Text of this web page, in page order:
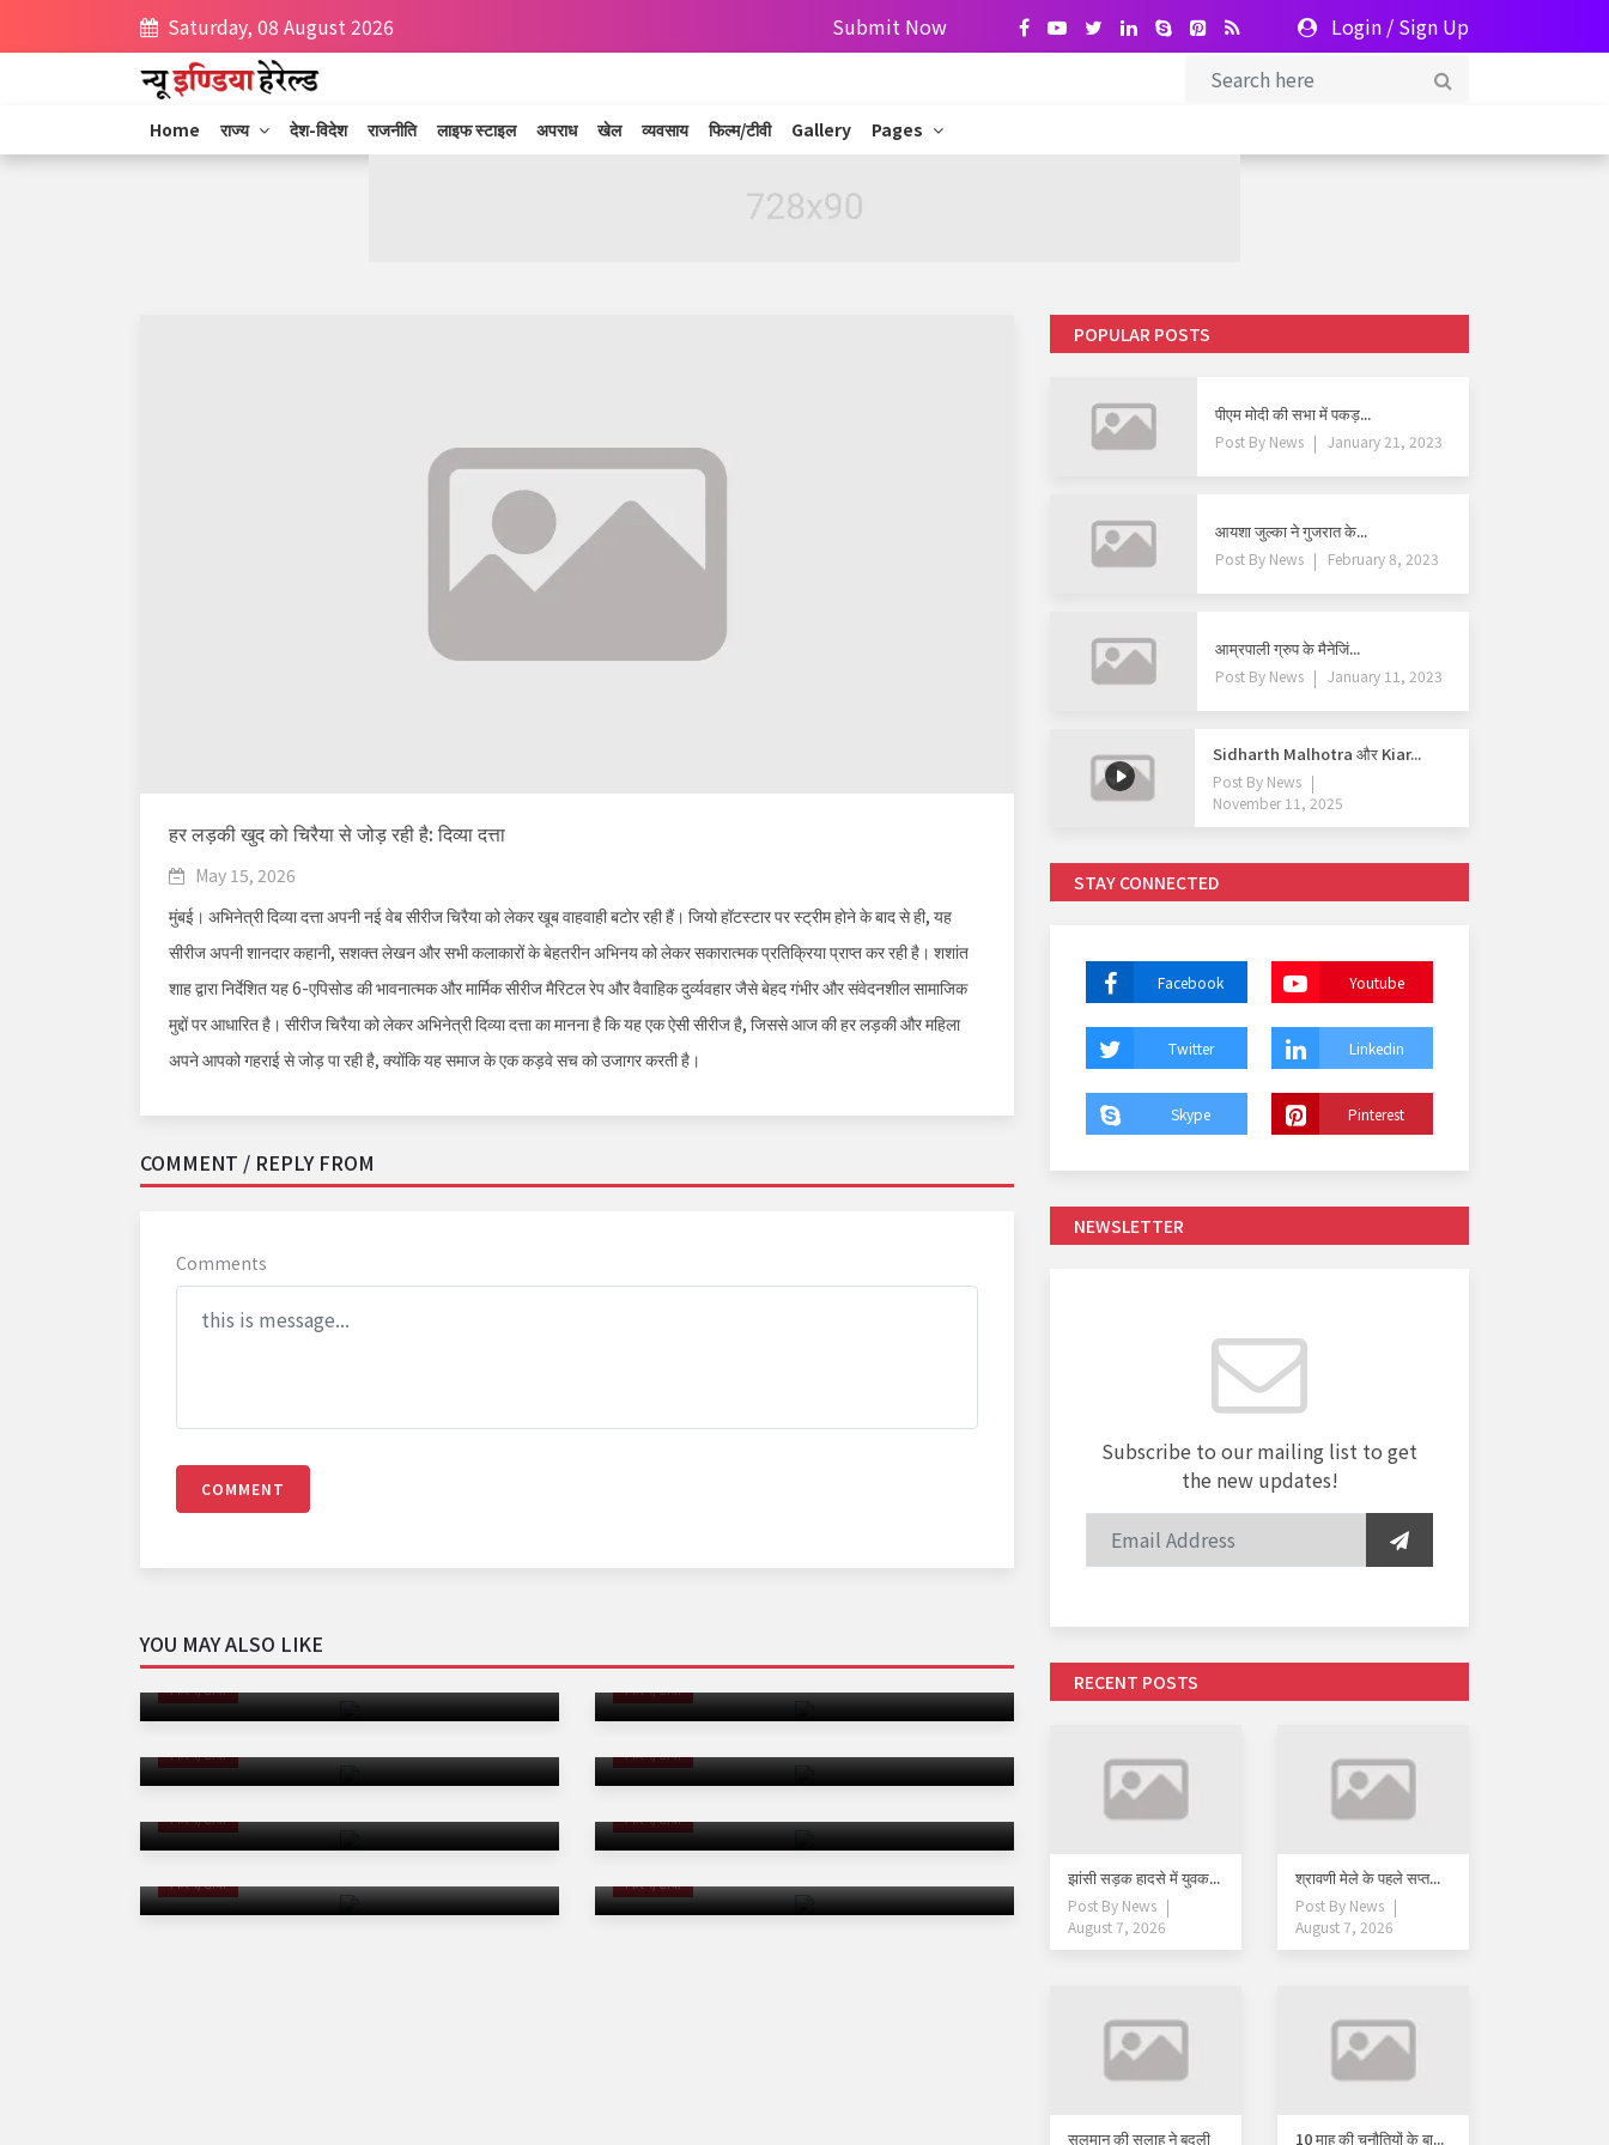
Saturday, 08 August 2026 Submit Now Login / Sign Up
Home राज्य देश-विदेश राजनीति लाइफ स्टाइल अपराध खेल व्यवसाय फिल्म/टीवी Gallery Pages
हर लड़की खुद को चिरैया से जोड़ रही है: दिव्या दत्ता
May 15, 2026
मुंबई। अभिनेत्री दिव्या दत्ता अपनी नई वेब सीरीज चिरैया को लेकर खूब वाहवाही बटोर रही हैं। जियो हॉटस्टार पर स्ट्रीम होने के बाद से ही, यह
सीरीज अपनी शानदार कहानी, सशक्त लेखन और सभी कलाकारों के बेहतरीन अभिनय को लेकर सकारात्मक प्रतिक्रिया प्राप्त कर रही है। शशांत
शाह द्वारा निर्देशित यह 6-एपिसोड की भावनात्मक और मार्मिक सीरीज मैरिटल रेप और वैवाहिक दुर्व्यवहार जैसे बेहद गंभीर और संवेदनशील सामाजिक
मुद्दों पर आधारित है। सीरीज चिरैया को लेकर अभिनेत्री दिव्या दत्ता का मानना है कि यह एक ऐसी सीरीज है, जिससे आज की हर लड़की और महिला
अपने आपको गहराई से जोड़ पा रही है, क्योंकि यह समाज के एक कड़वे सच को उजागर करती है।
COMMENT / REPLY FROM
Comments
COMMENT
YOU MAY ALSO LIKE
फिल्म/टीवी
सलमान की सलाह ने बदली कियारा आडवाणी की
किस्मत, ऐसे बनीं बॉलीवुड की स्टार फिल्म/टीवी लेकर बड़ा फैसला
फिल्म/टीवी
'इश्कनामा' को लेकर चर्चा में शहनाज गिल, बोलीं- अच्छी
फिल्म/टीवी
सही समय पर सच कहना जरूरी, लोगों की सोच की अब
फिल्म/टीवी
घर के फोटोशूट से शुरू हुआ कृति सेनन का स्टार बनने
फिल्म/टीवी
अनुपमा के जरिए महिलाओं के सम्मान और समानता का
फिल्म/टीवी फिल्म/टीवी
POPULAR POSTS
पीएम मोदी की सभा में पकड़...
Post By News January 21, 2023
आयशा जुल्का ने गुजरात के...
Post By News February 8, 2023
आम्रपाली ग्रुप के मैनेजिं...
Post By News January 11, 2023
Sidharth Malhotra और Kiar...
Post ByNews
November 11, 2025
STAY CONNECTED
Facebook Youtube
Twitter Linkedin
Skype Pinterest
NEWSLETTER
Subscribe to our mailing list to get
the new updates!
RECENT POSTS
झांसी सड़क हादसे में युवक...
Post By News
August 7, 2026
श्रावणी मेले के पहले सप्त...
Post By News
August 7, 2026
सलमान की सलाह ने बदली
10 माह की चुनौतियों के बा...